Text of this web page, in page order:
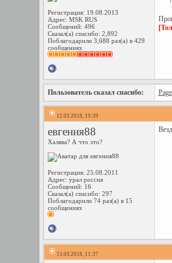
Регистрация: 19.08.2013
Адрес: MSK RUS
Сообщений: 496
Сказал(а) спасибо: 2,892
Поблагодарили 3,688 раз(а) в 429
сообщениях
Пользователь сказал cпасибо: Page
12.03.2018, 19:39
евгения88
Халява? А что это?
Регистрация: 25.08.2011
Адрес: урал россия
Сообщений: 16
Сказал(а) спасибо: 297
Поблагодарили 74 раз(а) в 15
сообщениях
13.03.2018, 11:37